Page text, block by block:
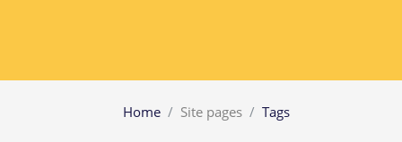
Home Site pages Tags